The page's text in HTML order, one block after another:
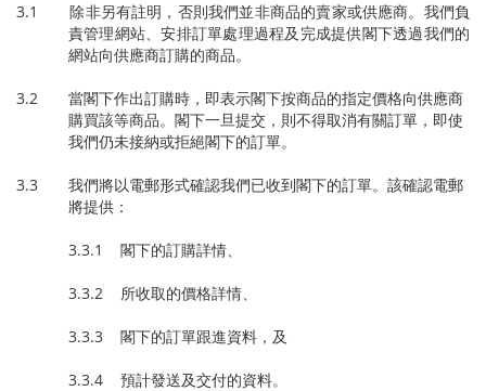
3.1 除非另有註明，否則我們並非商品的賣家或供應商。我們負
責管理網站、安排訂單處理過程及完成提供閣下透過我們的
網站向供應商訂購的商品。
3.2 當閣下作出訂購時，即表示閣下按商品的指定價格向供應商
購買該等商品。閣下一旦提交，則不得取消有關訂單，即使
我們仍未接納或拒絕閣下的訂單。
3.3 我們將以電郵形式確認我們已收到閣下的訂單。該確認電郵
將提供：
3.3.1 閣下的訂購詳情、
3.3.2 所收取的價格詳情、
3.3.3 閣下的訂單跟進資料，及
3.3.4 預計發送及交付的資料。